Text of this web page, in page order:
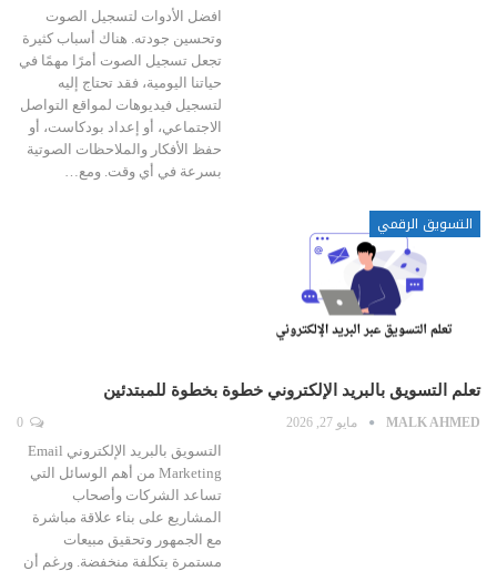
افضل الأدوات لتسجيل الصوت
وتحسين جودته. هناك أسباب كثيرة
تجعل تسجيل الصوت أمرًا مهمًا في
حياتنا اليومية، فقد تحتاج إليه
لتسجيل فيديوهات لمواقع التواصل
الاجتماعي، أو إعداد بودكاست، أو
حفظ الأفكار والملاحظات الصوتية
بسرعة في أي وقت. ومع…
التسويق الرقمي
تعلم التسويق بالبريد الإلكتروني خطوة بخطوة للمبتدئين
MALK AHMED مايو 27, 2026
التسويق بالبريد الإلكتروني Email
Marketing من أهم الوسائل التي
تساعد الشركات وأصحاب
المشاريع على بناء علاقة مباشرة
مع الجمهور وتحقيق مبيعات
مستمرة بتكلفة منخفضة. ورغم أن